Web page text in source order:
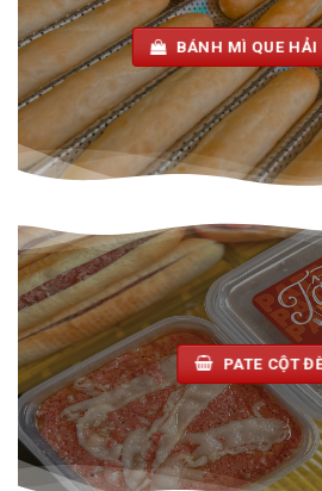
BÁNH MÌ QUE HẢI
PATE CỘT